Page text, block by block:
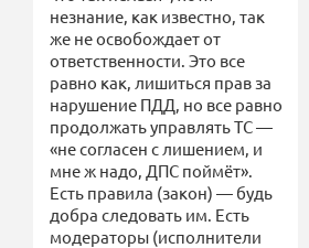
незнание, как известно, так
же не освобождает от
ответственности. Это все
равно как, лишиться прав за
нарушение ПДД, но все равно
продолжать управлять ТС —
«не согласен с лишением, и
мне ж надо, ДПС поймёт».
Есть правила (закон) — будь
добра следовать им. Есть
модераторы (исполнители